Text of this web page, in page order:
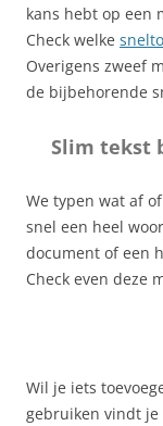
kans hebt op een
Check welke
Overigens zweef
de bijbehorende
Slim tekst
We typen wat af
snel een heel
document of een
Check even deze
Wil je iets
gebruiken vindt je